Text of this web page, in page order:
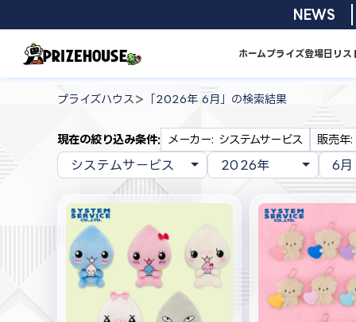
ン
NEWS
2026/08/01 8月発
プ
ホームプライズ登場日リス
プライズハウス > 「2026年 6月」の検索結果
現在の絞り込み条件: メーカー: システムサービス 販売